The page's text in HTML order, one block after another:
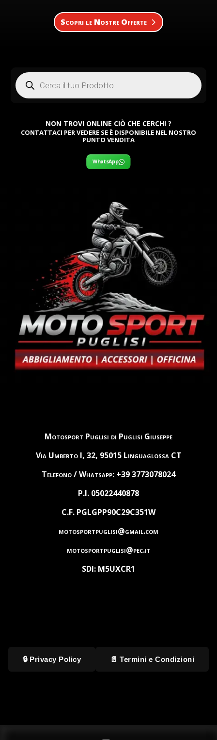
Scopri le Nostre Offerte
Products
search
NON TROVI ONLINE CIÒ CHE CERCHI ?
CONTATTACI PER VEDERE SE È DISPONIBILE NEL NOSTRO
PUNTO VENDITA
WhatsApp
Motosport Puglisi di Puglisi Giuseppe
Via Umberto I, 32, 95015 Linguaglossa CT
Telefono / Whatsapp: +39 3773078024
P.I. 05022440878
C.F. PGLGPP90C29C351W
motosportpuglisi@gmail.com
motosportpuglisi@pec.it
SDI: M5UXCR1
🔒 Privacy Policy 📄 Termini e Condizioni